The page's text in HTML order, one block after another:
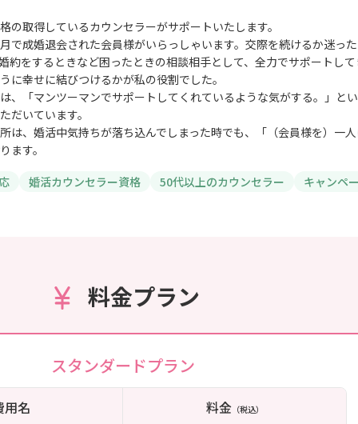
の取得しているカウンセラーがサポートいたします。
で成婚退会された会員様がいらっしゃいます。交際を続けるか迷っ
約をするときなど困ったときの相談相手として、全力でサポートし
に幸せに結びつけるかが私の役割でした。
、「マンツーマンでサポートしてくれているような気がする。」と
だいています。
は、婚活中気持ちが落ち込んでしまった時でも、「（会員様を）一
ます。
婚活カウンセラー資格 50代以上のカウンセラー キャンペ
料金プラン
スタンダードプラン
用名 料金（税込）